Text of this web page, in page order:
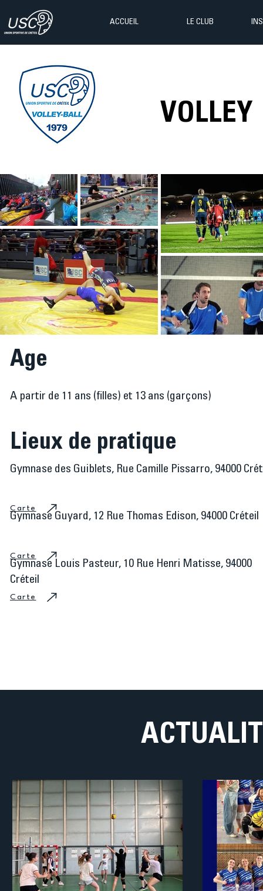
ACCUEIL LE CLUB
VOLLEY
Age
A partir de 11 ans (filles) et 13 ans (garçons)
Lieux de pratique
Gymnase des Guiblets, Rue Camille Pissarro, 94000
Gymnase Guyard, 12 Rue Thomas Edison, 94000 Créteil
Gymnase Louis Pasteur, 10 Rue Henri Matisse, 94000
Créteil
Carte
Carte
Carte